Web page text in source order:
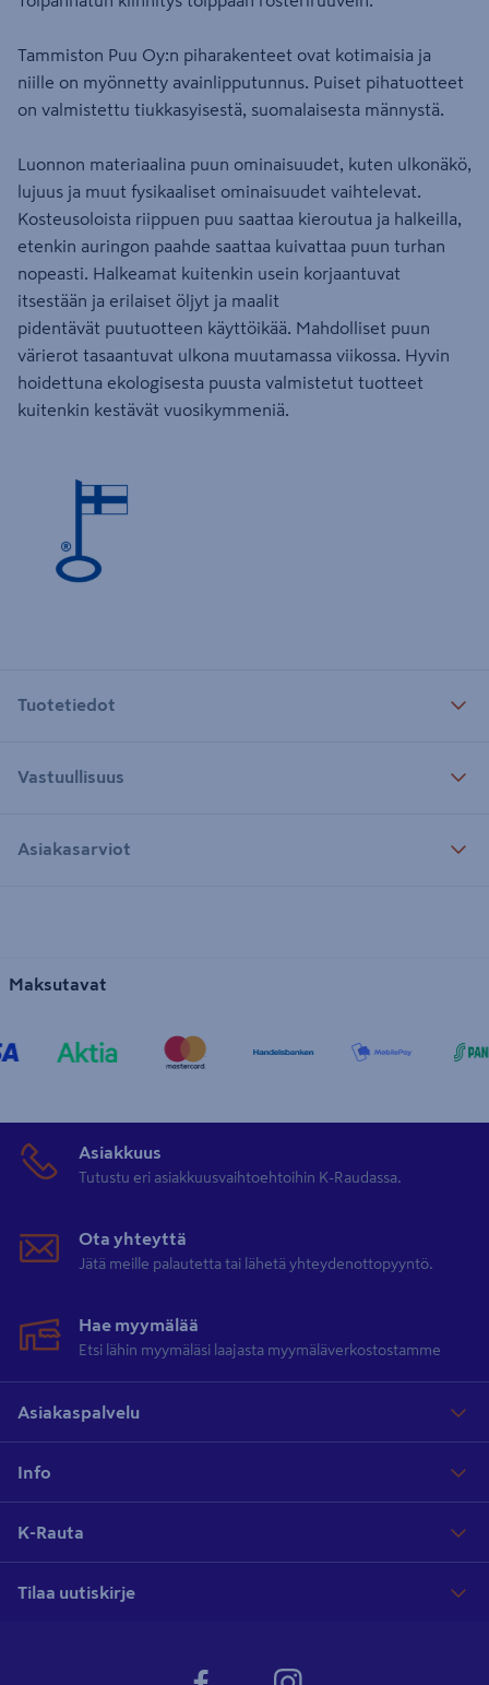
Tammiston Puu Oy:n piharakenteet ovat kotimaisia ja
niille on myönnetty avainlipputunnus. Puiset pihatuotteet
on valmistettu tiukkasyisestä, suomalaisesta männystä.
Luonnon materiaalina puun ominaisuudet, kuten ulkonäkö,
lujuus ja muut fysikaaliset ominaisuudet vaihtelevat.
Kosteusoloista riippuen puu saattaa kieroutua ja halkeilla,
etenkin auringon paahde saattaa kuivattaa puun turhan
nopeasti. Halkeamat kuitenkin usein korjaantuvat
itsestään ja erilaiset öljyt ja maalit
​pidentävät puutuotteen käyttöikää. Mahdolliset puun
värierot tasaantuvat ulkona muutamassa viikossa. Hyvin
hoidettuna ekologisesta puusta valmistetut tuotteet
kuitenkin kestävät vuosikymmeniä.
Tuotetiedot
Vastuullisuus
Asiakasarviot
Maksutavat
Asiakkuus
Tutustu eri asiakkuusvaihtoehtoihin K-Raudassa.
Ota yhteyttä
Jätä meille palautetta tai lähetä yhteydenottopyyntö.
Hae myymälää
Etsi lähin myymäläsi laajasta myymäläverkostostamme
Asiakaspalvelu
Info
K-Rauta
Tilaa uutiskirje